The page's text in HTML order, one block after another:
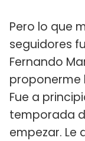
Pero lo que
seguidores
Fernando
proponerme
Fue a
temporada
empezar. Le